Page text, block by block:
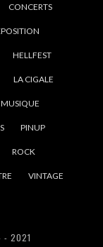
CONCERTS
HELLFEST
LA CIGALE
MUSIQUE
PINUP
ROCK
VINTAGE
- 2021